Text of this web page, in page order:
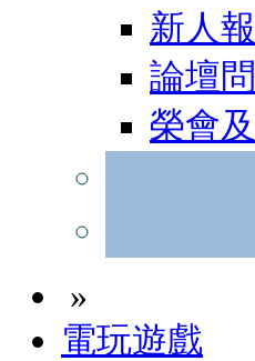
新人
論壇
榮會
»
電玩遊戲